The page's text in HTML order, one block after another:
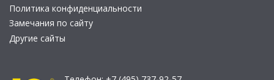
Политика конфиденциальности
Замечания по сайту
Другие сайты